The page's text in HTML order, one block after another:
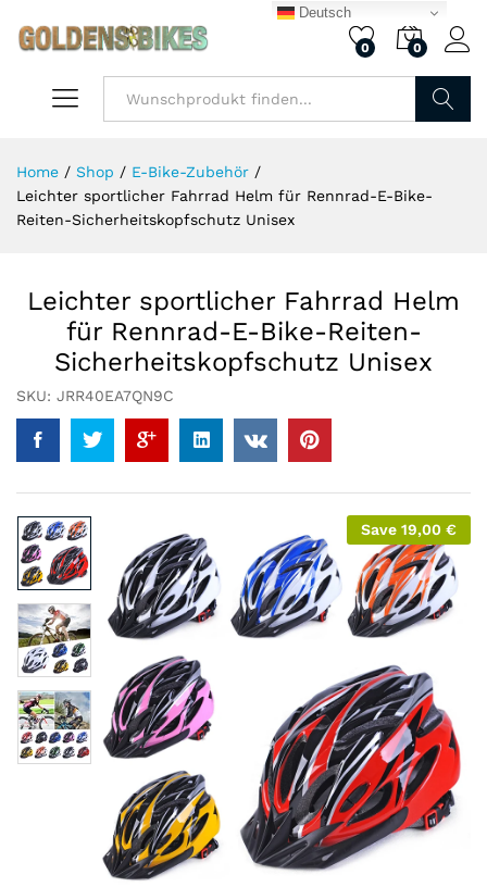
0 0
Home / Shop / E-Bike-Zubehör /
Leichter sportlicher Fahrrad Helm für Rennrad-E-Bike-
Reiten-Sicherheitskopfschutz Unisex
Leichter sportlicher Fahrrad Helm
für Rennrad-E-Bike-Reiten-
Sicherheitskopfschutz Unisex
SKU: JRR40EA7QN9C
Save 19,00 €
Deutsch